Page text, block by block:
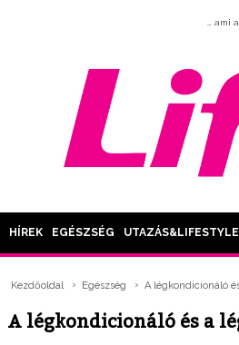
… ami
HÍREK EGÉSZSÉG UTAZÁS&LIFESTYLE
Kezdőoldal Egészség A légkondicionáló
A légkondicionáló és a